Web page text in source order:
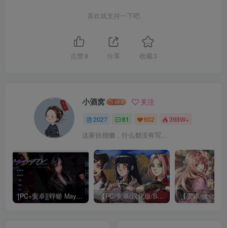
喜欢就支持一下吧
点赞 8 分享 收藏 3
小酒窝 关注
2027 61 602 398W+
这家伙很懒，什么都没有写...
[PC+安卓][蜉蝣 Mayfly EP2 重置版/官方中文版][更新/神作SLG/动态/双端/3.53GB] 【PC/安卓/汉化版/SLG游戏/0.9G】纲手的卷轴(Tsunade’s Scroll) 第1章 Ver0.1 汉化版+PC+安卓+SLG游戏+0.9G